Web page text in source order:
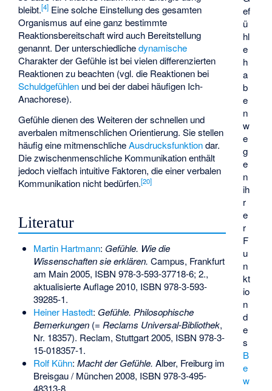
ef
ü
hl
e
h
a
b
e
n
w
e
g
e
n
ih
r
e
r
F
u
n
kt
io
n
d
e
s
B
e
w
bleibt.[4] Eine solche Einstellung des gesamten
Organismus auf eine ganz bestimmte
Reaktionsbereitschaft wird auch Bereitstellung
genannt. Der unterschiedlichedynamische
Charakter der Gefühle ist bei vielen differenzierten
Reaktionen zu beachten (vgl. die Reaktionen bei
Schuldgefühlen und bei der dabei häufigen Ich-
Anachorese).
Gefühle dienen des Weiteren der schnellen und
averbalen mitmenschlichen Orientierung. Sie stellen
häufig eine mitmenschlicheAusdrucksfunktiondar.
Die zwischenmenschliche Kommunikation enthält
jedoch vielfach intuitive Faktoren, die einer verbalen
Kommunikation nicht bedürfen.[20]
Literatur
Martin Hartmann: Gefühle. Wie die
Wissenschaften sie erklären. Campus, Frankfurt
am Main 2005, ISBN 978-3-593-37718-6; 2.,
aktualisierte Auflage 2010, ISBN 978-3-593-
39285-1.
Heiner Hastedt: Gefühle. Philosophische
Bemerkungen(= Reclams Universal-Bibliothek,
Nr. 18357). Reclam, Stuttgart 2005, ISBN 978-3-
15-018357-1.
Rolf Kühn: Macht der Gefühle. Alber, Freiburg im
Breisgau / München 2008, ISBN 978-3-495-
48313-8.